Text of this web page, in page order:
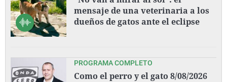
mensaje de una veterinaria a los
dueños de gatos ante el eclipse
PROGRAMA COMPLETO
Como el perro y el gato 8/08/2026